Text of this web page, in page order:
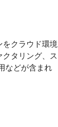
をクラウド環境
タリング、ス
などが含まれ